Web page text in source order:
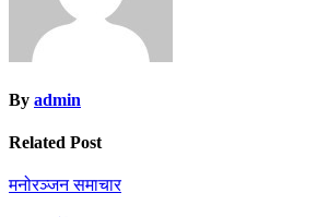
By admin
Related Post
मनोरञ्जनसमाचार